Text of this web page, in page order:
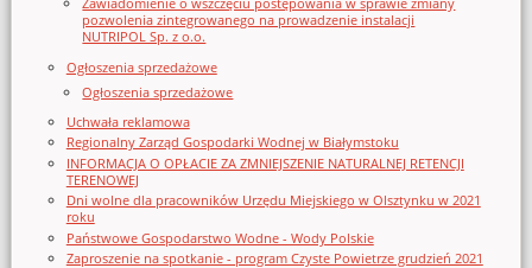
pozwolenia zintegrowanego na prowadzenie instalacji
NUTRIPOL Sp. z o.o.
Ogłoszenia sprzedażowe
Ogłoszenia sprzedażowe
Uchwała reklamowa
Regionalny Zarząd Gospodarki Wodnej w Białymstoku
INFORMACJA O OPŁACIE ZA ZMNIEJSZENIE NATURALNEJ RETENCJI
TERENOWEJ
Dni wolne dla pracowników Urzędu Miejskiego w Olsztynku w 2021
roku
Państwowe Gospodarstwo Wodne - Wody Polskie
Zaproszenie na spotkanie - program Czyste Powietrze grudzień 2021